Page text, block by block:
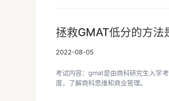
拯救GMAT低分的方法
2022-08-05
考试内容：gmat是由商科研究生入学
度，了解商科思维和商业管理。